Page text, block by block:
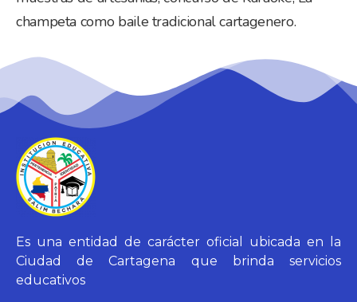
champeta como baile tradicional cartagenero.
Es una entidad de carácter oficial ubicada en la
Ciudad de Cartagena que brinda servicios
educativos